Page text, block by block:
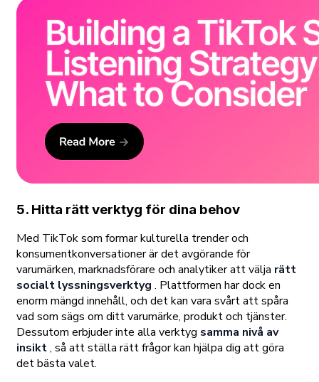
5. Hitta rätt verktyg för dina behov
Med TikTok som formar kulturella trender och
konsumentkonversationer är det avgörande för
varumärken, marknadsförare och analytiker att välja rätt
socialt lyssningsverktyg . Plattformen har dock en
enorm mängd innehåll, och det kan vara svårt att spåra
vad som sägs om ditt varumärke, produkt och tjänster.
Dessutom erbjuder inte alla verktyg samma nivå av
insikt, så att ställa rätt frågor kan hjälpa dig att göra
det bästa valet.